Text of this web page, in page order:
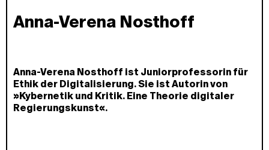
Anna-Verena Nosthoff
Anna-Verena Nosthoff ist Juniorprofessorin für
Ethik der Digitalisierung. Sie ist Autorin von
»Kybernetik und Kritik. Eine Theorie digitaler
Regierungskunst«.